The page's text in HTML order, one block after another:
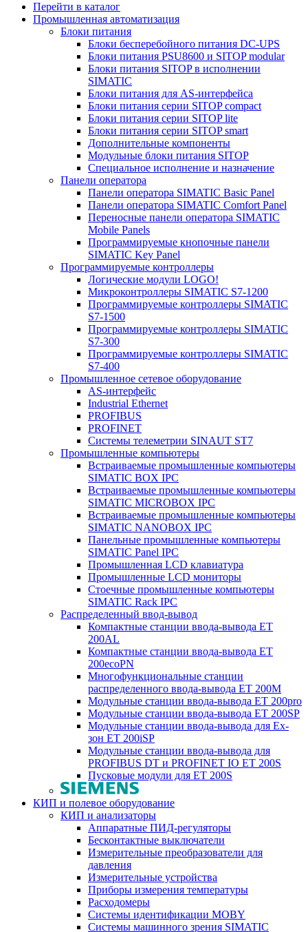
Перейти в каталог
Промышленная автоматизация
Блоки питания
Блоки бесперебойного питания DC-UPS
Блоки питания PSU8600 и SITOP modular
Блоки питания SITOP в исполнении
SIMATIC
Блоки питания для AS-интерфейса
Блоки питания серии SITOP compact
Блоки питания серии SITOP lite
Блоки питания серии SITOP smart
Дополнительные компоненты
Модульные блоки питания SITOP
Специальное исполнение и назначение
Панели оператора
Панели оператора SIMATIC Basic Panel
Панели оператора SIMATIC Comfort Panel
Переносные панели оператора SIMATIC
Mobile Panels
Программируемые кнопочные панели
SIMATIC Key Panel
Программируемые контроллеры
Логические модули LOGO!
Микроконтроллеры SIMATIC S7-1200
Программируемые контроллеры SIMATIC
S7-1500
Программируемые контроллеры SIMATIC
S7-300
Программируемые контроллеры SIMATIC
S7-400
Промышленное сетевое оборудование
AS-интерфейс
Industrial Ethernet
PROFIBUS
PROFINET
Системы телеметрии SINAUT ST7
Промышленные компьютеры
Встраиваемые промышленные компьютеры
SIMATIC BOX IPC
Встраиваемые промышленные компьютеры
SIMATIC MICROBOX IPC
Встраиваемые промышленные компьютеры
SIMATIC NANOBOX IPC
Панельные промышленные компьютеры
SIMATIC Panel IPC
Промышленная LCD клавиатура
Промышленные LCD мониторы
Стоечные промышленные компьютеры
SIMATIC Rack IPC
Распределенный ввод-вывод
Компактные станции ввода-вывода ET
200AL
Компактные станции ввода-вывода ET
200ecoPN
Многофункциональные станции
распределенного ввода-вывода ET 200M
Модульные станции ввода-вывода ET 200pro
Модульные станции ввода-вывода ET 200SP
Модульные станции ввода-вывода для Ex-
зон ET 200iSP
Модульные станции ввода-вывода для
PROFIBUS DT и PROFINET IO ET 200S
Пусковые модули для ET 200S
КИП и полевое оборудование
КИП и анализаторы
Аппаратные ПИД-регуляторы
Бесконтактные выключатели
Измерительные преобразователи для
давления
Измерительные устройства
Приборы измерения температуры
Расходомеры
Системы идентификации MOBY
Системы машинного зрения SIMATIC